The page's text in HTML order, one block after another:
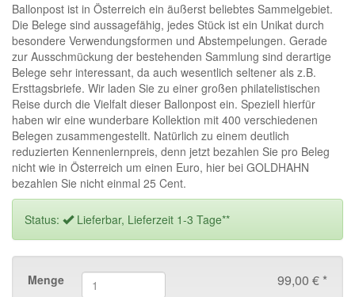
Ballonpost ist in Österreich ein äußerst beliebtes Sammelgebiet.
Die Belege sind aussagefähig, jedes Stück ist ein Unikat durch
besondere Verwendungsformen und Abstempelungen. Gerade
zur Ausschmückung der bestehenden Sammlung sind derartige
Belege sehr interessant, da auch wesentlich seltener als z.B.
Ersttagsbriefe. Wir laden Sie zu einer großen philatelistischen
Reise durch die Vielfalt dieser Ballonpost ein. Speziell hierfür
haben wir eine wunderbare Kollektion mit 400 verschiedenen
Belegen zusammengestellt. Natürlich zu einem deutlich
reduzierten Kennenlernpreis, denn jetzt bezahlen Sie pro Beleg
nicht wie in Österreich um einen Euro, hier bei GOLDHAHN
bezahlen Sie nicht einmal 25 Cent.
Status: Lieferbar, Lieferzeit 1-3 Tage**
99,00 € *
Menge